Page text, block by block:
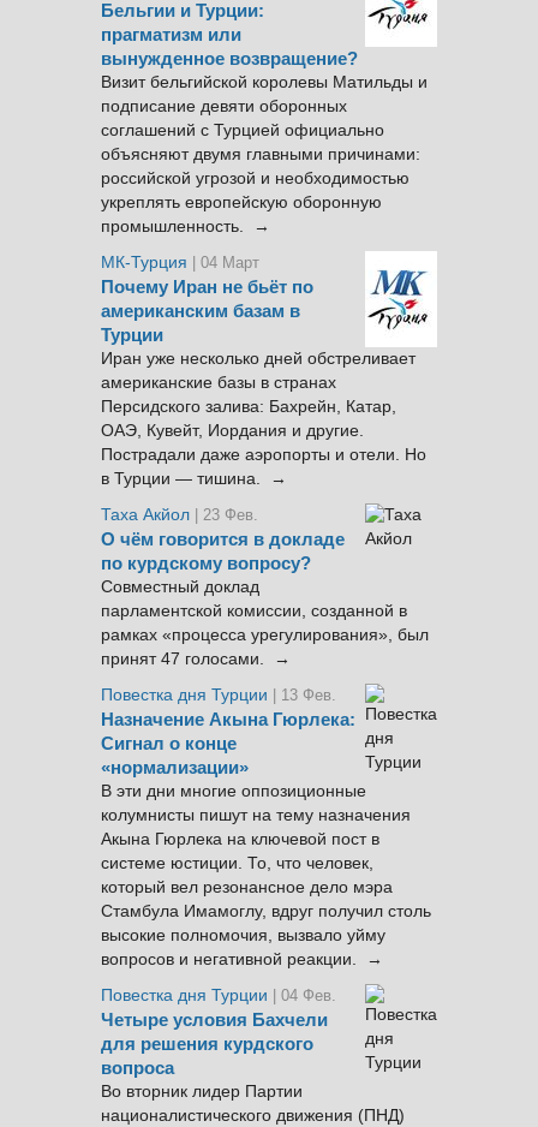
Бельгии и Турции:
прагматизм или
вынужденное возвращение?
Визит бельгийской королевы Матильды и
подписание девяти оборонных
соглашений с Турцией официально
объясняют двумя главными причинами:
российской угрозой и необходимостью
укреплять европейскую оборонную
промышленность. →
МК-Турция
| 04 Март
Почему Иран не бьёт по
американским базам в
Турции
Иран уже несколько дней обстреливает
американские базы в странах
Персидского залива: Бахрейн, Катар,
ОАЭ, Кувейт, Иордания и другие.
Пострадали даже аэропорты и отели. Но
в Турции — тишина. →
Таха Акйол | 23 Фев.
О чём говорится в докладе
по курдскому вопросу?
Совместный доклад
парламентской комиссии, созданной в
рамках «процесса урегулирования», был
принят 47 голосами. →
Повестка дня Турции
| 13 Фев.
Назначение Акына Гюрлека:
Сигнал о конце
«нормализации»
В эти дни многие оппозиционные
колумнисты пишут на тему назначения
Акына Гюрлека на ключевой пост в
системе юстиции. То, что человек,
который вел резонансное дело мэра
Стамбула Имамоглу, вдруг получил столь
высокие полномочия, вызвало уйму
вопросов и негативной реакции. →
Повестка дня Турции
| 04 Фев.
Четыре условия Бахчели
для решения курдского
вопроса
Во вторник лидер Партии
националистического движения (ПНД)